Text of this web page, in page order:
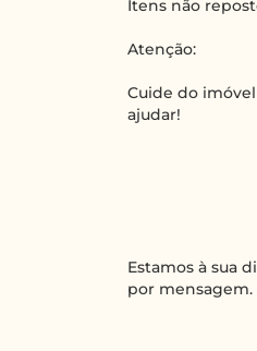
Itens não
Atenção:
Cuide do imóvel
ajudar!
Estamos à sua
por mensagem.